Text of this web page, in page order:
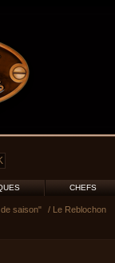
CHEFS
saison" / Le Reblochon